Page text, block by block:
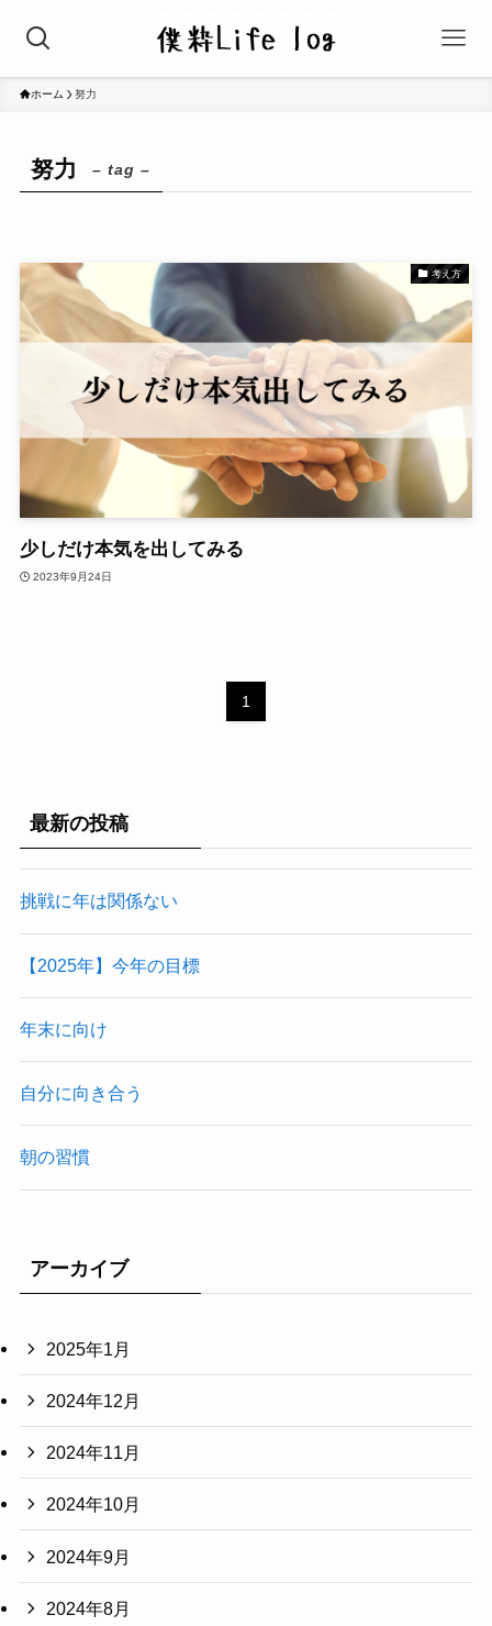
ホーム 努力
努力 – tag –
考え方
少しだけ本気を出してみる
2023年9月24日
1
最新の投稿
挑戦に年は関係ない
【2025年】今年の目標
年末に向け
自分に向き合う
朝の習慣
アーカイブ
2025年1月
2024年12月
2024年11月
2024年10月
2024年9月
2024年8月